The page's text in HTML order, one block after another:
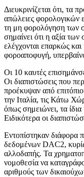
Διευκρινίζεται ότι, τα
απώλειες φορολογικών
τη μη φορολόγηση των
σημαίνει ότι η αξία
ελέγχονται επαρκώς
φοροαποφυγή,
Οι 10 καυτές
Οι διαπιστώσεις που
προέκυψαν από
την Ιταλία, τις Κάτω
όπως σημειώνει, τα
Ειδικότερα οι
Εντοπίστηκαν διάφορα
δεδομένων DAC2,
αλλοδαπής. Τα
νομοθεσία να
αριθμούς των